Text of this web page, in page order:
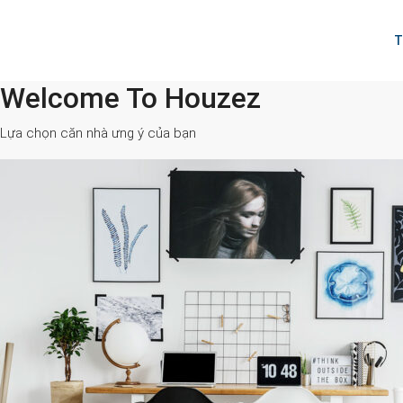
Welcome To Houzez
Lựa chọn căn nhà ưng ý của bạn